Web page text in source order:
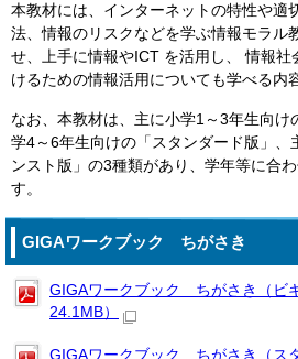
本教材には、インターネットの特性や適
法、情報のリスクなどを学ぶ情報モラル
せ、上手に情報やICT を活用し、 情報社
けるための情報活用についても学べる内
なお、本教材は、主に小学1～3年生向け
学4～6年生向けの「スタンダード版」、
ンスト版」の3種類があり、学年等に合
す。
GIGAワークブック ちがさき
GIGAワークブック ちがさき（ビ
24.1MB）
GIGAワークブック ちがさき（ス